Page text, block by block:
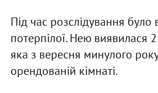
Під час розслідування було
потерпілої. Нею виявилася
яка з вересня минулого
орендованій кімнаті.